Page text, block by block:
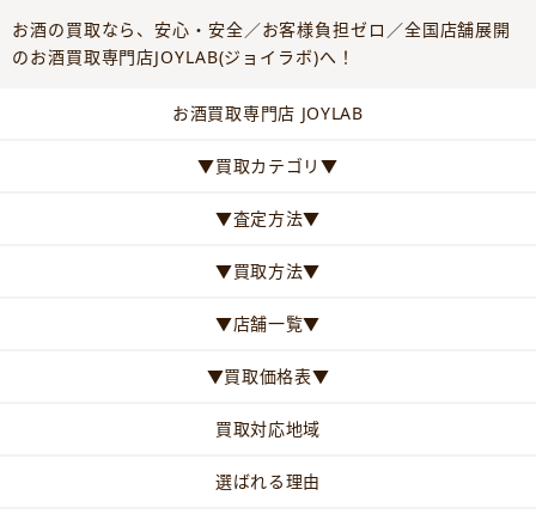
お酒の買取なら、安心・安全／お客様負担ゼロ／全国店舗展開
のお酒買取専門店JOYLAB(ジョイラボ)へ！
お酒買取専門店 JOYLAB
▼買取カテゴリ▼
▼査定方法▼
▼買取方法▼
▼店舗一覧▼
▼買取価格表▼
買取対応地域
選ばれる理由